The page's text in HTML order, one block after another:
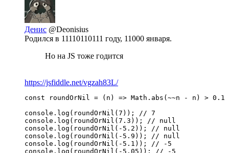
Денис @Deonisius
Родился в 11110110111 году, 11000 января.
Но на JS тоже годится
https://jsfiddle.net/vgzah83L/
const roundOrNil = (n) => Math.abs(~~n - n) >
console.log(roundOrNil(7)); // 7
console.log(roundOrNil(7.3)); // null
console.log(roundOrNil(-5.2)); // null
console.log(roundOrNil(-5.9)); // null
console.log(roundOrNil(-5.1)); // -5
console.log(roundOrNil(-5.05)); // -5